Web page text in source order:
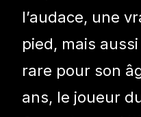
l’audace, une
pied, mais
rare pour son
ans, le joueur